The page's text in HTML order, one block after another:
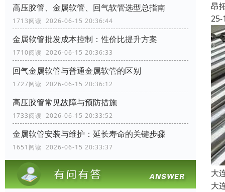
高压胶管、金属软管、回气软管选型总指南
1713阅读 2026-06-15 20:36:44
金属软管批发成本控制：性价比提升方案
1710阅读 2026-06-15 20:36:33
回气金属软管与普通金属软管的区别
1727阅读 2026-06-15 20:36:12
高压胶管常见故障与预防措施
1733阅读 2026-06-15 20:33:52
金属软管安装与维护：延长寿命的关键步骤
1651阅读 2026-06-15 20:33:37
昂
25-
大
大